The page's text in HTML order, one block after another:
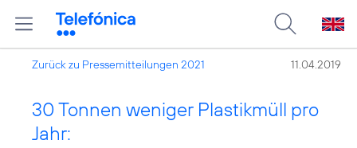
Zurück zu Pressemitteilungen 2021 11.04.2019
30 Tonnen weniger Plastikmüll pro
Jahr: